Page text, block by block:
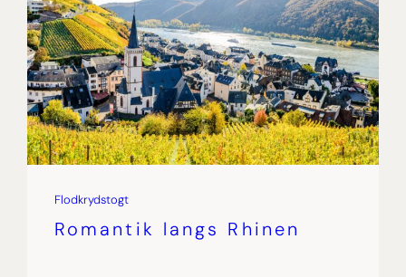
Flodkrydstogt
Romantik langs Rhinen